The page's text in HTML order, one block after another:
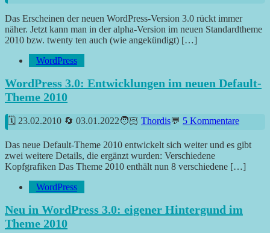
Das Erscheinen der neuen WordPress-Version 3.0 rückt immer
näher. Jetzt kann man in der alpha-Version im neuen Standardtheme
2010 bzw. twenty ten auch (wie angekündigt) […]
WordPress
WordPress 3.0: Entwicklungen im neuen Default-
Theme 2010
23.02.2010 03.01.2022 Thordis 5 Kommentare
Das neue Default-Theme 2010 entwickelt sich weiter und es gibt
zwei weitere Details, die ergänzt wurden: Verschiedene
Kopfgrafiken Das Theme 2010 enthält nun 8 verschiedene […]
WordPress
Neu in WordPress 3.0: eigener Hintergund im
Theme 2010